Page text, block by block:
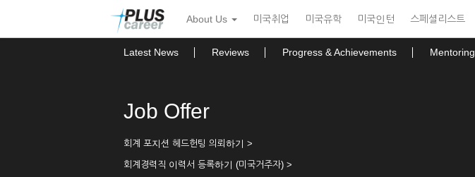
뉴
토
About Us 미국취업 미국유학 미국인턴 스페셜리스트
Latest News Reviews Progress & Achievements Mentoring
Job Offer
회계 포지션 헤드헌팅 의뢰하기 >
회계경력직 이력서 등록하기 (미국거주자) >